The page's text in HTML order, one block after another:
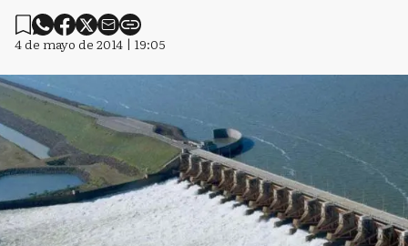
4 de mayo de 2014 | 19:05